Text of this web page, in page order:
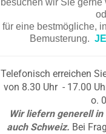
besuchen wir Sie gerne
für eine bestmögliche,
Bemusterung.
Telefonisch erreichen
von 8.30 Uhr - 17.00
o.
Wir liefern generell
auch Schweiz. Bei